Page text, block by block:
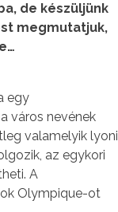
de készüljünk
megmutatjuk,
egy
város nevének
valamelyik lyoni
az egykori
A
Olympique-ot